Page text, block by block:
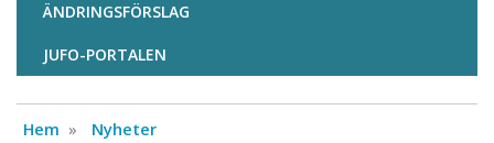
ÄNDRINGSFÖRSLAG
JUFO-PORTALEN
Hem
Nyheter